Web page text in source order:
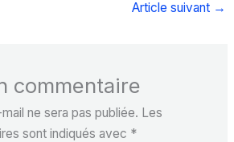
Article suivant →
commentaire
ne sera pas publiée. Les
sont indiqués avec *